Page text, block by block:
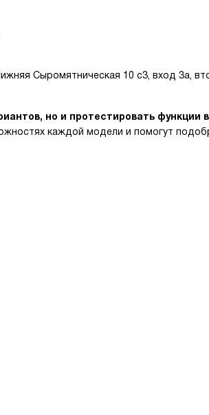
Сыромятническая 10 с3, вход 3а,
но и протестировать
каждой модели и помогут